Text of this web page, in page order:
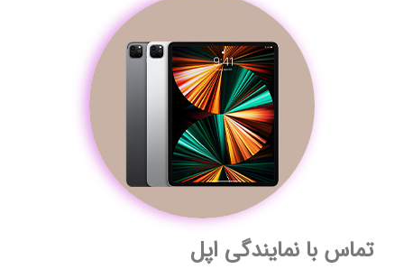
تماس با نمایندگی اپل